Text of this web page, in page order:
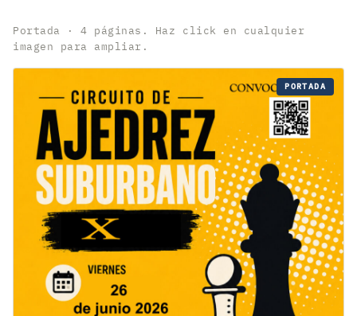
Portada · 4 páginas. Haz click en cualquier
imagen para ampliar.
PORTADA